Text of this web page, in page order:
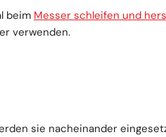
beim Messer schleifen und
verwenden.
sie nacheinander